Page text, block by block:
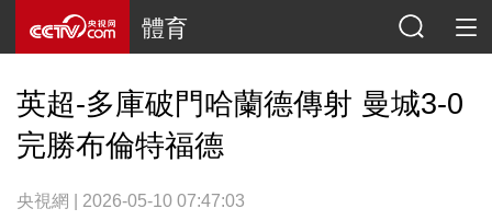
體育
英超-多庫破門哈蘭德傳射 曼城3-0
完勝布倫特福德
央視網 | 2026-05-10 07:47:03